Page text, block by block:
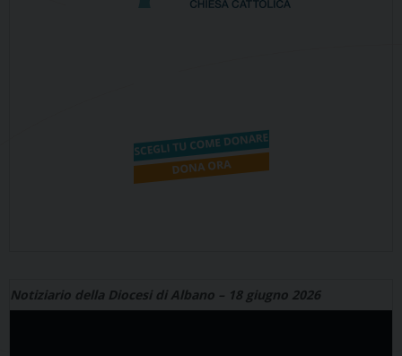
Notiziario della Diocesi di Albano – 18 giugno 2026